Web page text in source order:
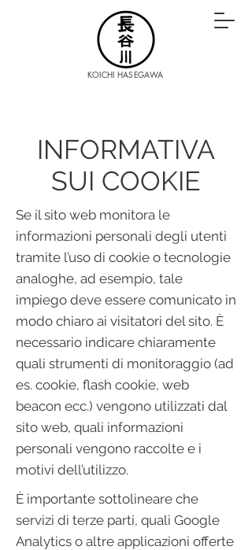
KOICHI HASEGAWA
INFORMATIVA
SUI COOKIE
Se il sito web monitora le
informazioni personali degli utenti
tramite l’uso di cookie o tecnologie
analoghe, ad esempio, tale
impiego deve essere comunicato in
modo chiaro ai visitatori del sito. È
necessario indicare chiaramente
quali strumenti di monitoraggio (ad
es. cookie, flash cookie, web
beacon ecc.) vengono utilizzati dal
sito web, quali informazioni
personali vengono raccolte e i
motivi dell’utilizzo.
È importante sottolineare che
servizi di terze parti, quali Google
Analytics o altre applicazioni offerte